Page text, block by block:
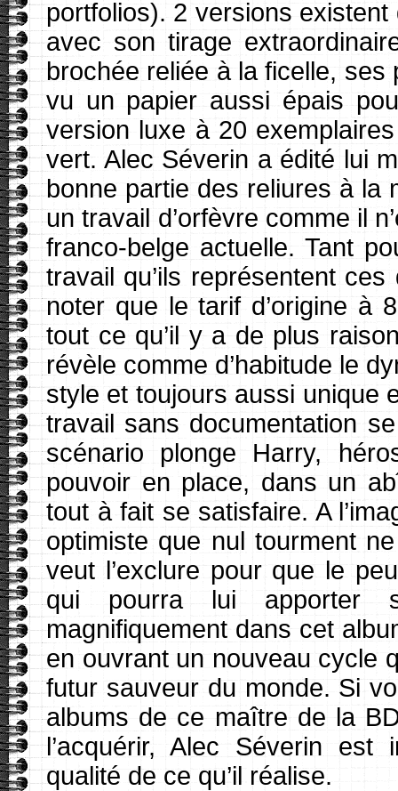
portfolios). 2 versions
avec son tirage
brochée reliée à la ficelle, ses
vu un papier aussi épais
version luxe à 20
vert. Alec Séverin a édité lui
bonne partie des reliures à la
un travail d’orfèvre comme il
franco-belge actuelle. Tant
travail qu’ils représentent
noter que le tarif d’origine à
tout ce qu’il y a de plus
révèle comme d’habitude le
style et toujours aussi unique
travail sans documentation
scénario plonge Harry,
pouvoir en place, dans un
tout à fait se satisfaire. A
optimiste que nul tourment
veut l’exclure pour que le
qui pourra lui apporter
magnifiquement dans cet
en ouvrant un nouveau cycle
futur sauveur du monde. Si
albums de ce maître de la
l’acquérir, Alec Séverin
qualité de ce qu’il réalise.